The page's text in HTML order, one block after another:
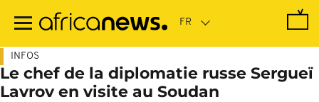
contenu
INFOS
Le chef de la diplomatie russe Sergueï
Lavrov en visite au Soudan